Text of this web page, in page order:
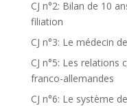
CJ n°2: Bilan de 10
filiation
CJ n°3: Le médecin
CJ n°5: Les
franco-allemandes
CJ n°6: Le système